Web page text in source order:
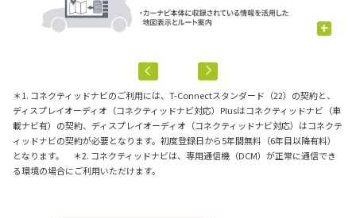
+
＊1. コネクティッドナビのご利用には、T-Connectスタンダード（22）の契約と、
ディスプレイオーディオ（コネクティッドナビ対応）Plusはコネクティッドナビ（車
載ナビ有）の契約、ディスプレイオーディオ（コネクティッドナビ対応）はコネクテ
ィッドナビの契約が必要となります。初度登録日から5年間無料（6年目以降有料）
となります。 ＊2. コネクティッドナビは、専用通信機（DCM）が正常に通信でき
る環境の場合にご利用いただけます。